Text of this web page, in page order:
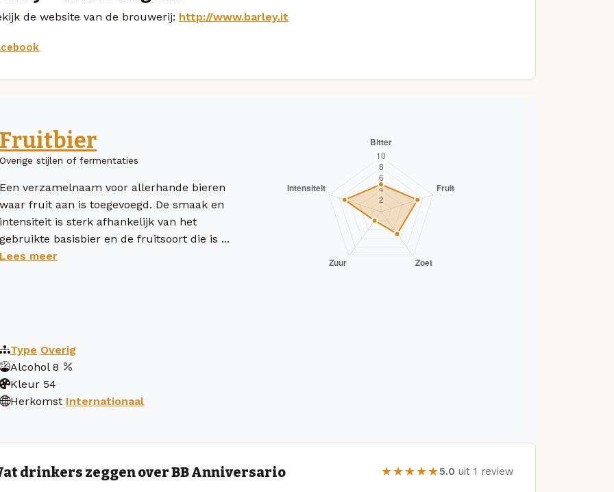
de website van de brouwerij: http://www.barley.it
Fruitbier
Overige stijlen of fermentaties
Een verzamelnaam voor allerhande bieren
waar fruit aan is toegevoegd. De smaak en
intensiteit is sterk afhankelijk van het
gebruikte basisbier en de fruitsoort die is ...
Lees meer
Type Overig
Alcohol 8
Kleur 54
Herkomst Internationaal
drinkers zeggen over BB Anniversario ★★★★★5.0 uit 1 review